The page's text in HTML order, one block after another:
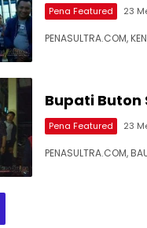
Pena Featured 23
PENASULTRA.COM,
Bupati Buton
Pena Featured 23
PENASULTRA.COM,